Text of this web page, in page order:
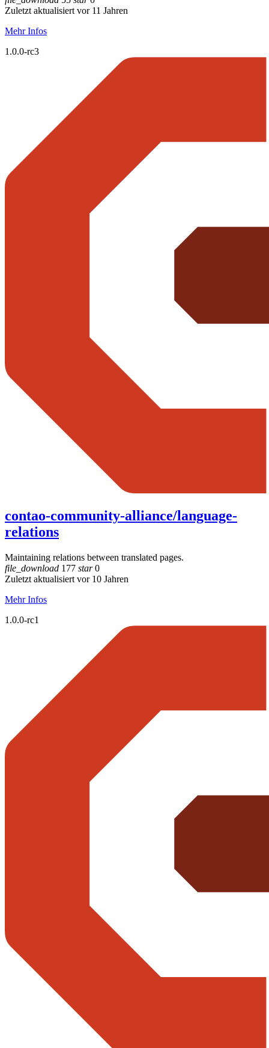
Zuletzt aktualisiert vor 11 Jahren
Mehr Infos
1.0.0-rc3
contao-community-alliance/language-
relations
Maintaining relations between translated pages.
file_download 177 star0
Zuletzt aktualisiert vor 10 Jahren
Mehr Infos
1.0.0-rc1